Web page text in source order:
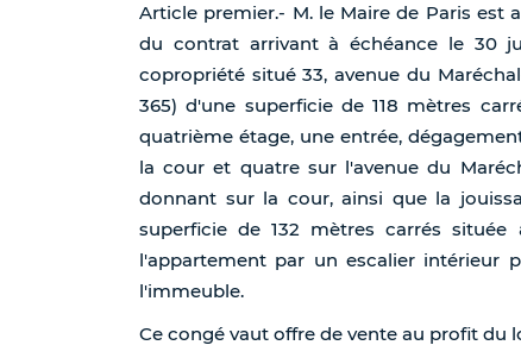
Article premier.- M. le Maire de Paris
du contrat arrivant à échéance le 30
copropriété situé 33, avenue du
365) d'une superficie de 118 mètres
quatrième étage, une entrée,
la cour et quatre sur l'avenue du
donnant sur la cour, ainsi que la
superficie de 132 mètres carrés
l'appartement par un escalier intérieur
l'immeuble.
Ce congé vaut offre de vente au profit du